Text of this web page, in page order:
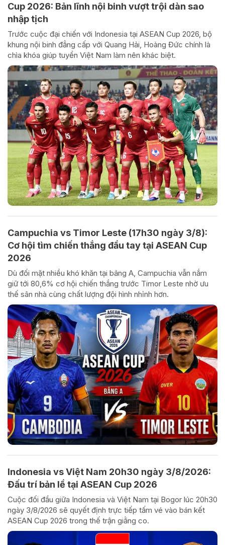
Cup 2026: Bản lĩnh nội binh vượt trội dàn sao
nhập tịch
Trước cuộc đại chiến với Indonesia tại ASEAN Cup 2026, bộ
khung nội binh đẳng cấp với Quang Hải, Hoàng Đức chính là
chìa khóa giúp tuyển Việt Nam làm nên khác biệt.
Campuchia vs Timor Leste (17h30 ngày 3/8):
Cơ hội tìm chiến thắng đầu tay tại ASEAN Cup
2026
Dù đối mặt nhiều khó khăn tại bảng A, Campuchia vẫn nắm
giữ tới 80,6% cơ hội chiến thắng trước Timor Leste nhờ ưu
thế sân nhà cùng chất lượng đội hình nhỉnh hơn.
Indonesia vs Việt Nam 20h30 ngày 3/8/2026:
Đấu trí bản lề tại ASEAN Cup 2026
Cuộc đối đầu giữa Indonesia và Việt Nam tại Bogor lúc 20h30
ngày 3/8/2026 sẽ quyết định trực tiếp tấm vé vào bán kết
ASEAN Cup 2026 trong thế trận giằng co.